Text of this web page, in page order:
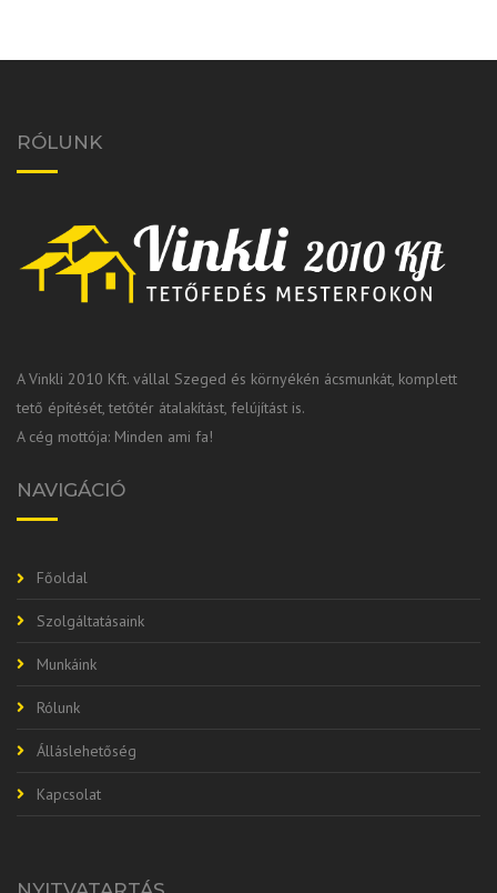
RÓLUNK
A Vinkli 2010 Kft. vállal Szeged és környékén ácsmunkát, komplett
tető építését, tetőtér átalakítást, felújítást is.
A cég mottója: Minden ami fa!
NAVIGÁCIÓ
Főoldal
Szolgáltatásaink
Munkáink
Rólunk
Álláslehetőség
Kapcsolat